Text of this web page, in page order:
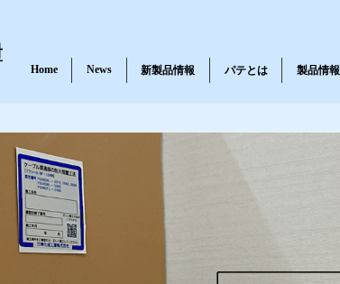
Home News 新製品情報 パテとは 製品情報
一般パテ
耐火パテ・不燃材料パテ